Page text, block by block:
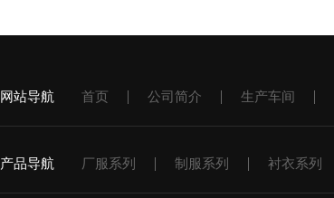
网站导航 首页 公司简介 生产车间
产品导航 厂服系列 制服系列 衬衣系列